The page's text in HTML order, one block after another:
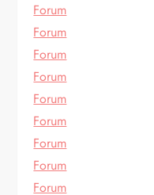
Forum
Forum
Forum
Forum
Forum
Forum
Forum
Forum
Forum